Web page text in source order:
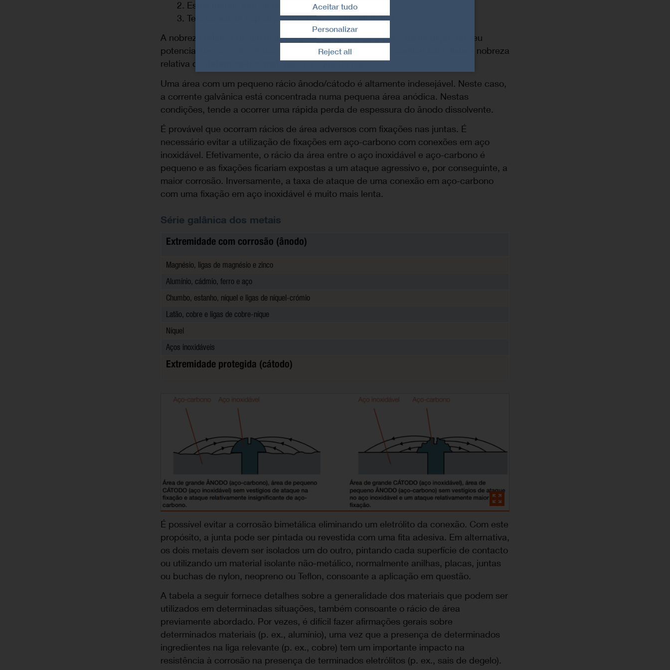
Estes metais têm de estar em contacto elétrico
Tem de existir exposição dos metais a um eletrólito
A nobreza relativa de um material pode ser prevista através da medição do seu
potencial de corrosão. A tão conhecida série galvânica, consultar infra, lista a nobreza
relativa de determinados materiais na água do mar.
Uma área com um pequeno rácio ânodo/cátodo é altamente indesejável. Neste caso,
a corrente galvânica está concentrada numa pequena área anódica. Nestas
condições, tende a ocorrer uma rápida perda de espessura do ânodo dissolvente.
É provável que ocorram rácios de área adversos com fixações nas juntas. É
necessário evitar a utilização de fixações em aço-carbono com conexões em aço
inoxidável. Efetivamente, o rácio da área entre o aço inoxidável e aço-carbono é
pequeno e as fixações ficariam expostas a um ataque agressivo e, por conseguinte, a
maior corrosão. Inversamente, a taxa de ataque de uma conexão em aço-carbono
com uma fixação em aço inoxidável é muito mais lenta.
Série galânica dos metais
Extremidade com corrosão (ânodo)
Magnésio, ligas de magnésio e zinco
Alumínio, cádmio, ferro e aço
Chumbo, estanho, níquel e ligas de níquel-crómio
Latão, cobre e ligas de cobre-níque
Níquel
Aços inoxidáveis
Extremidade protegida (cátodo)
Image
É possível evitar a corrosão bimetálica eliminando um eletrólito da conexão. Com este
propósito, a junta pode ser pintada ou revestida com uma fita adesiva. Em alternativa,
os dois metais devem ser isolados um do outro, pintando cada superfície de contacto
ou utilizando um material isolante não-metálico, normalmente anilhas, placas, juntas
ou buchas de nylon, neopreno ou Teflon, consoante a aplicação em questão.
A tabela a seguir fornece detalhes sobre a generalidade dos materiais que podem ser
utilizados em determinadas situações, também consoante o rácio de área
previamente abordado. Por vezes, é difícil fazer afirmações gerais sobre
determinados materiais (p. ex., alumínio), uma vez que a presença de determinados
ingredientes na liga relevante (p. ex., cobre) tem um importante impacto na
resistência à corrosão na presença de terminados eletrólitos (p. ex., sais de degelo).
Reject all
Aceitar tudo
Retirar consentimento
Personalizar